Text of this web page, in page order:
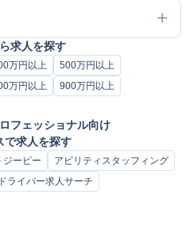
求人を探す
万円以上
500万円以上
万円以上
900万円以上
フェッショナル向け
で求人を探す
ジーピー
アビリティスタッフィング
ライバー求人サーチ